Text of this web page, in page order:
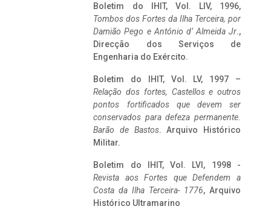
Boletim do IHIT, Vol. LIV, 1996,
Tombos dos Fortes da Ilha Terceira, por
Damião Pego e António d’ Almeida Jr.,
Direcção dos Serviços de
Engenharia do Exército.
Boletim do IHIT, Vol. LV, 1997 –
Relação dos fortes, Castellos e outros
pontos fortificados que devem ser
conservados para defeza permanente.
Barão de Bastos. Arquivo Histórico
Militar.
Boletim do IHIT, Vol. LVI, 1998 -
Revista aos Fortes que Defendem a
Costa da Ilha Terceira- 1776, Arquivo
Histórico Ultramarino